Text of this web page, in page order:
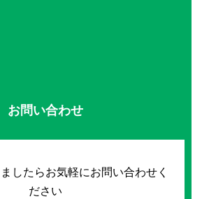
お問い合わせ
したらお気軽にお問い合わせく
ださい